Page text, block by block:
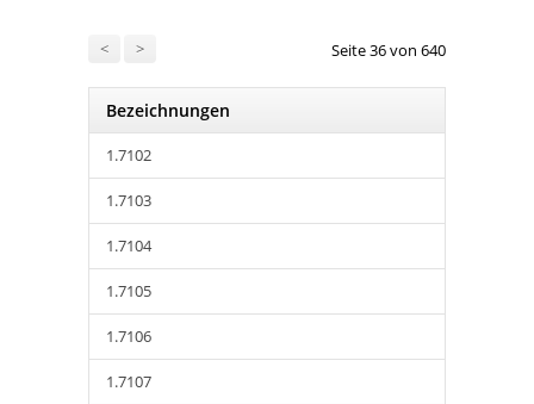
< > Seite 36 von 640
Bezeichnungen
1.7102
1.7103
1.7104
1.7105
1.7106
1.7107